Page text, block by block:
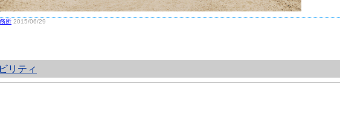
所 2015/06/29
リティ